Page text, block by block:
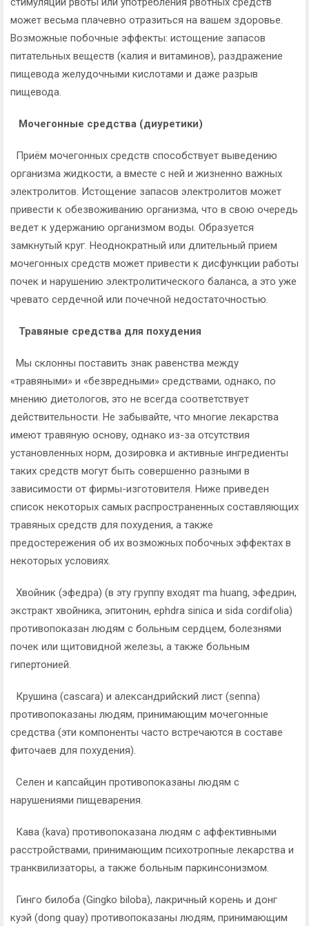
может весьма плачевно отразиться на вашем здоровье.
Возможные побочные эффекты: истощение запасов
питательных веществ (калия и витаминов), раздражение
пищевода желудочными кислотами и даже разрыв
пищевода.
Мочегонные средства (диуретики)
Приём мочегонных средств способствует выведению
организма жидкости, а вместе с ней и жизненно важных
электролитов. Истощение запасов электролитов может
привести к обезвоживанию организма, что в свою очередь
ведет к удержанию организмом воды. Образуется
замкнутый круг. Неоднократный или длительный прием
мочегонных средств может привести к дисфункции работы
почек и нарушению электролитического баланса, а это уже
чревато сердечной или почечной недостаточностью.
Травяные средства для похудения
Мы склонны поставить знак равенства между
«травяными» и «безвредными» средствами, однако, по
мнению диетологов, это не всегда соответствует
действительности. Не забывайте, что многие лекарства
имеют травяную основу, однако из-за отсутствия
установленных норм, дозировка и активные ингредиенты
таких средств могут быть совершенно разными в
зависимости от фирмы-изготовителя. Ниже приведен
список некоторых самых распространенных составляющих
травяных средств для похудения, а также
предостережения об их возможных побочных эффектах в
некоторых условиях.
Хвойник (эфедра) (в эту группу входят ma huang, эфедрин,
экстракт хвойника, эпитонин, ephdra sinica и sida cordifolia)
противопоказан людям с больным сердцем, болезнями
почек или щитовидной железы, а также больным
гипертонией.
Крушина (сascara) и александрийский лист (senna)
противопоказаны людям, принимающим мочегонные
средства (эти компоненты часто встречаются в составе
фиточаев для похудения).
Селен и капсайцин противопоказаны людям с
нарушениями пищеварения.
Кава (kava) противопоказана людям с аффективными
расстройствами, принимающим психотропные лекарства и
транквилизаторы, а также больным паркинсонизмом.
Гинго билоба (Gingko biloba), лакричный корень и донг
куэй (dong quay) противопоказаны людям, принимающим